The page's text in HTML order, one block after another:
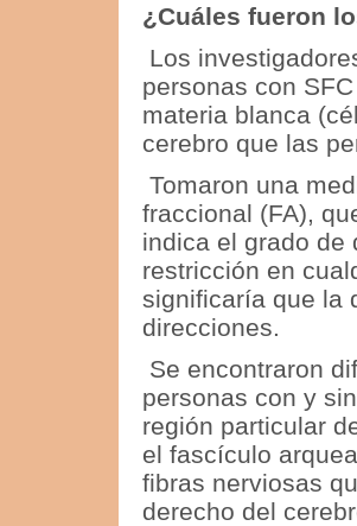
¿Cuáles fueron
Los
personas con
materia blanca
cerebro que las
Tomaron una
fraccional (FA),
indica el grado de
restricción en
significaría que la
direcciones.
Se encontraron
personas con y
región particular
el fascículo
fibras nerviosas
derecho del